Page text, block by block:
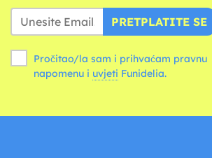
PRETPLATITE SE
Pročitao/la sam i prihvaćam pravnu
napomenu i uvjeti Funidelia.